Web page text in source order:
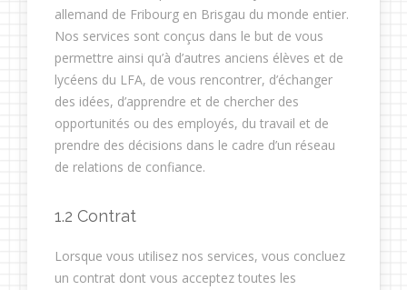
allemand de Fribourg en Brisgau du monde entier.
Nos services sont conçus dans le but de vous
permettre ainsi qu’à d’autres anciens élèves et de
lycéens du LFA, de vous rencontrer, d’échanger
des idées, d’apprendre et de chercher des
opportunités ou des employés, du travail et de
prendre des décisions dans le cadre d’un réseau
de relations de confiance.
1.2 Contrat
Lorsque vous utilisez nos services, vous concluez
un contrat dont vous acceptez toutes les